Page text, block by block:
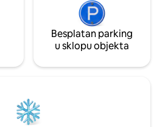
Besplatan parking
u sklopu objekta